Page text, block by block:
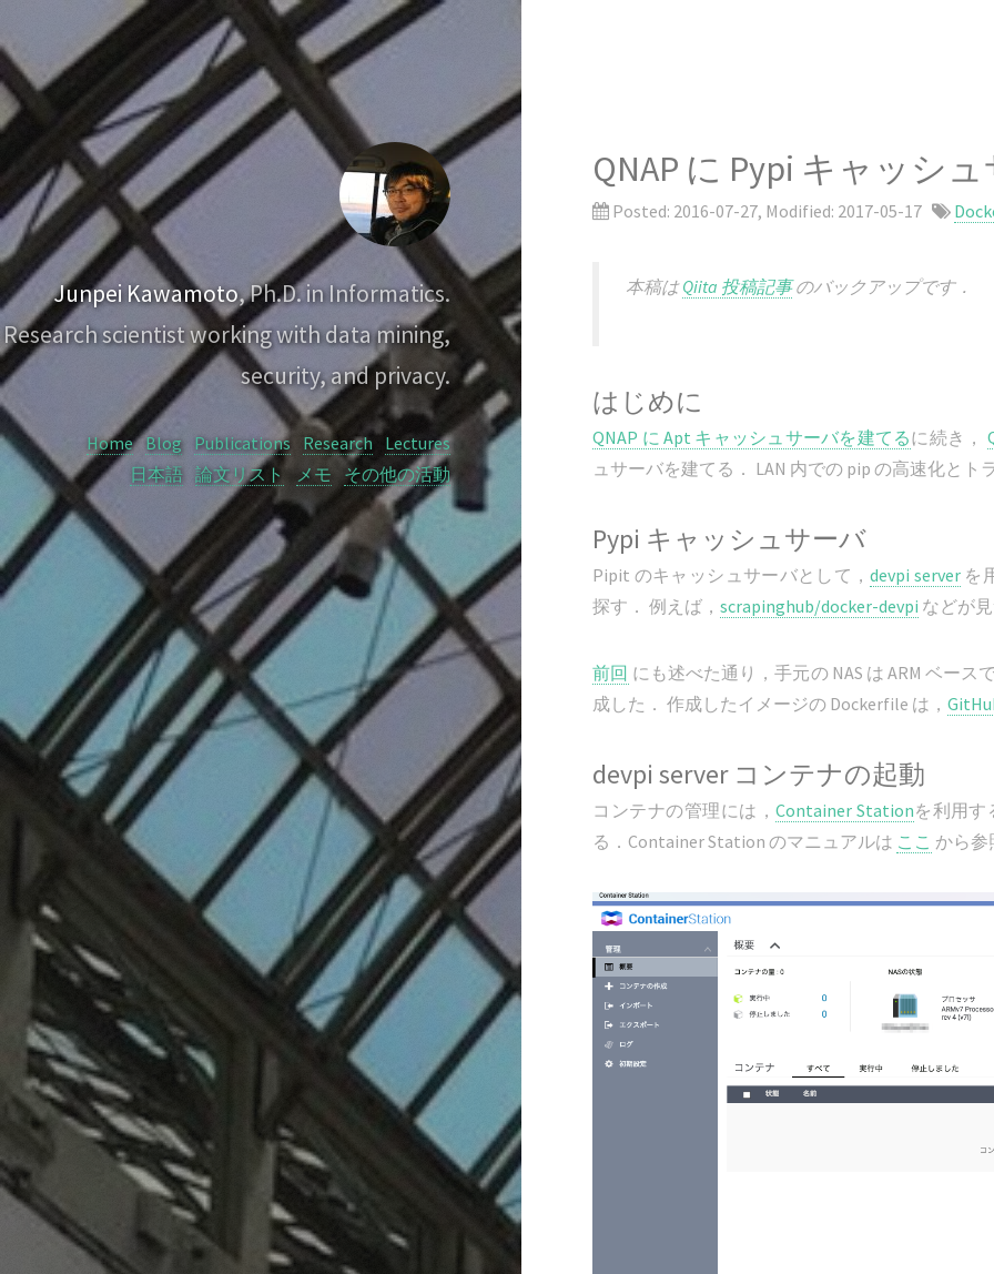
Junpei Kawamoto, Ph.D. in Informatics.
Research scientist working with data mining,
security, and privacy.
Home Blog Publications Research
Lectures
日本語 論文リスト メモ その他の活動
QNAP に Pypi キャッシ
Posted: 2016-07-27, Modified: 2017-05-17
本稿はQiita 投稿記事のバックアップです．
はじめに
QNAP に Apt キャッシュサーバを建てるに続き，
ュサーバを建てる． LAN 内での pip の高速化とト
Pypi キャッシュサーバ
Pipit のキャッシュサーバとして，devpi serverを
探す． 例えば，scrapinghub/docker-devpi などが
前回 にも述べた通り，手元の NAS は ARM ベー
成した． 作成したイメージの Dockerfile は，
devpi server コンテナの起動
コンテナの管理には，Container Stationを利用す
る．Container Station のマニュアルは ここ から参